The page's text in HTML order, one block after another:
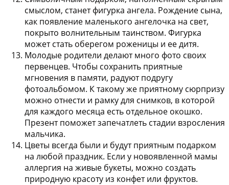
смыслом, станетфигурка ангела. Рождение сына,
как появление маленького ангелочка на свет,
покрыто волнительным таинством. Фигурка
может стать оберегом роженицы и ее дитя.
Молодые родители делают много фото своих
первенцев. Чтобы сохранить приятные
мгновения в памяти, радуют подругу
фотоальбомом. К такому же приятному сюрпризу
можно отнести и рамку для снимков, в которой
для каждого месяца есть отдельное окошко.
Презент поможет запечатлеть стадии взросления
мальчика.
Цветы всегда были и будут приятным подарком
на любой праздник. Если у новоявленной мамы
аллергия на живые букеты, можно создать
природную красоту из конфет или фруктов.